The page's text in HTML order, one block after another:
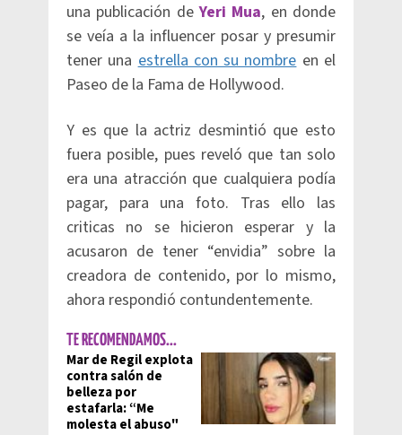
una publicación deYeri Mua, en donde
se veía a la influencer posar y presumir
tener unaestrella con su nombreen el
Paseo de la Fama de Hollywood.
Y es que la actriz desmintió que esto
fuera posible, pues reveló que tan solo
era una atracción que cualquiera podía
pagar, para una foto. Tras ello las
criticas no se hicieron esperar y la
acusaron de tener “envidia” sobre la
creadora de contenido, por lo mismo,
ahora respondió contundentemente.
TE RECOMENDAMOS...
Mar de Regil explota
contra salón de
belleza por
estafarla: “Me
molesta el abuso"